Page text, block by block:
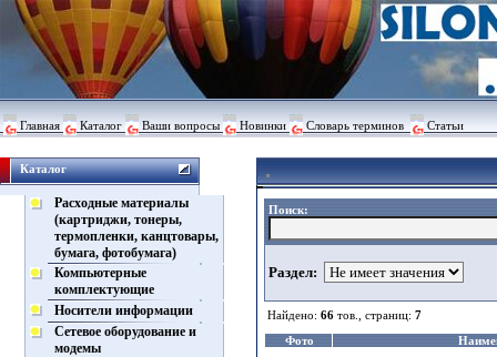
Главная Каталог Ваши вопросы Новинки Словарь терминов Статьи
Каталог
Расходные материалы
(картриджи, тонеры,
термопленки, канцтовары,
бумага, фотобумага)
Компьютерные
комплектующие
Носители информации
Сетевое оборудование и
модемы
Поиск:
Раздел:
Найдено: 66тов., страниц: 7
Фото